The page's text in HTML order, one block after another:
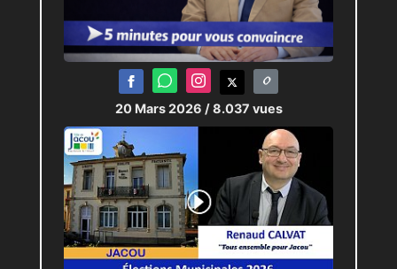
20 Mars 2026 / 8.037 vues